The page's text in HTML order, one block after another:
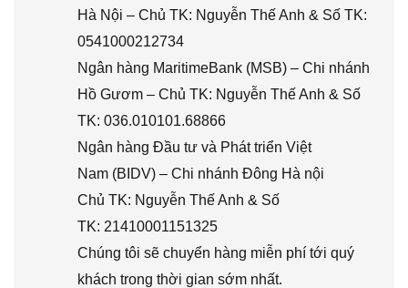
Hà Nội – Chủ TK: Nguyễn Thế Anh & Số TK:
0541000212734
Ngân hàng MaritimeBank (MSB) – Chi nhánh
Hồ Gươm – Chủ TK: Nguyễn Thế Anh & Số
TK: 036.010101.68866
Ngân hàng Đầu tư và Phát triển Việt
Nam (BIDV) – Chi nhánh Đông Hà nội
Chủ TK: Nguyễn Thế Anh & Số
TK: 21410001151325
Chúng tôi sẽ chuyển hàng miễn phí tới quý
khách trong thời gian sớm nhất.